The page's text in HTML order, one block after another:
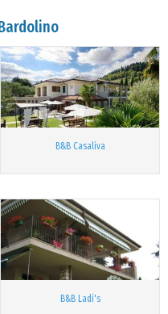
B&B Casaliva
B&B Ladi's